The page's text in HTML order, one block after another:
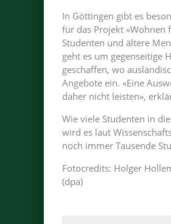
In Göttingen gibt es
für das Projekt «Wohnen
Studenten und ältere
geht es um gegenseitige
geschaffen, wo
Angebote ein. «Eine
daher nicht leisten»,
Wie viele Studenten in
wird es laut
noch immer Tausende
Fotocredits: Holger
(dpa)